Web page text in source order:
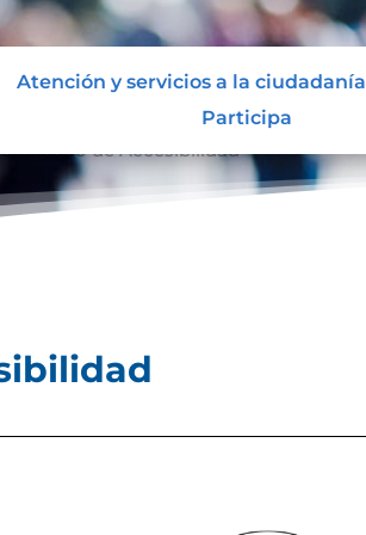
Atención y servicios a la ciudadanía
Participa